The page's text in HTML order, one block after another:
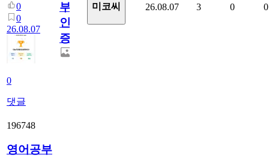
0
0
26.08.07
0
댓글
부
인
증
미코씨 26.08.07 3 0 0
196748
영어공부